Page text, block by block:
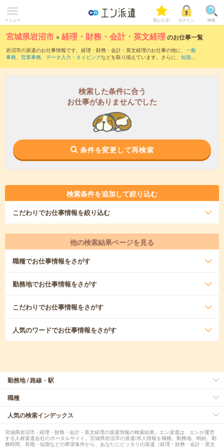
メニュー 気になる! ログイン 検索
宮城県岩沼市 ×経理・財務・会計・英文経理 のお仕事一覧
岩沼市の派遣のお仕事情報です。経理・財務・会計・英文経理のお仕事の他に、 一般
事務、 営業事務、 データ入力・タイピングなどを取り揃えています。さらに、 短期・
検索した条件に合う
お仕事がありませんでした
条件を変更して再検索
検索条件を追加して絞り込む
こだわりでお仕事情報を絞り込む
他の検索結果ページを見る
職種でお仕事情報をさがす
勤務地でお仕事情報をさがす
こだわりでお仕事情報をさがす
人気のワードでお仕事情報をさがす
勤務地 / 路線・駅
職種
人気の検索インデックス
宮城県岩沼市 - 経理・財務・会計・英文経理の派遣情報の検索結果。エン派遣は、エンが運営
する人材派遣会社のポータルサイト。宮城県岩沼市の派遣/求人情報を職種、勤務地、時給、勤
務時間、長期・短期などの希望条件から、あなたにピッタリの派遣（経理・財務・会計・英文